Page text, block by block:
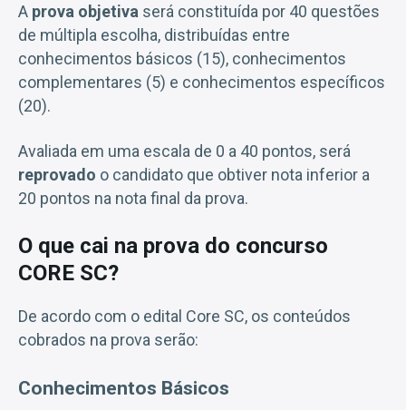
A prova objetiva será constituída por 40 questões
de múltipla escolha, distribuídas entre
conhecimentos básicos (15), conhecimentos
complementares (5) e conhecimentos específicos
(20).
Avaliada em uma escala de 0 a 40 pontos, será
reprovado o candidato que obtiver nota inferior a
20 pontos na nota final da prova.
O que cai na prova do concurso
CORE SC?
De acordo com o edital Core SC, os conteúdos
cobrados na prova serão:
Conhecimentos Básicos